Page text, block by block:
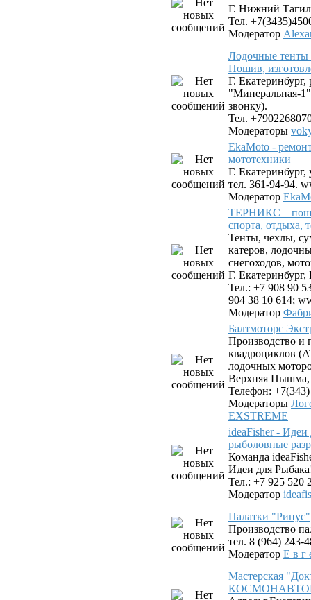
Г. Нижний
Тел.
Модератор
Лодочные тенты
Пошив,
Г.
"Минеральная-
звонку).
Тел.
Модераторы
EkaMoto -
мототехники
Г.
тел. 361-94-94.
Модератор
ТЕРНИКС –
спорта, отдыха,
Тенты, чехлы,
катеров,
снегоходов,
Г.
Тел.: +7 908 90
904 38 10 614;
Модератор
Балтмоторс
Производство и
квадроциклов
лодочных
Верхняя Пышма,
Телефон:
Модераторы
EXSTREME
ideaFisher -
рыболовные
Команда
Идеи для
Тел.: +7 925 520
Модератор
Палатки "Рипус"
Производство
тел. 8 (964) 243-
Модератор Е в г
Мастерская
КОСМОНАВТОВ.